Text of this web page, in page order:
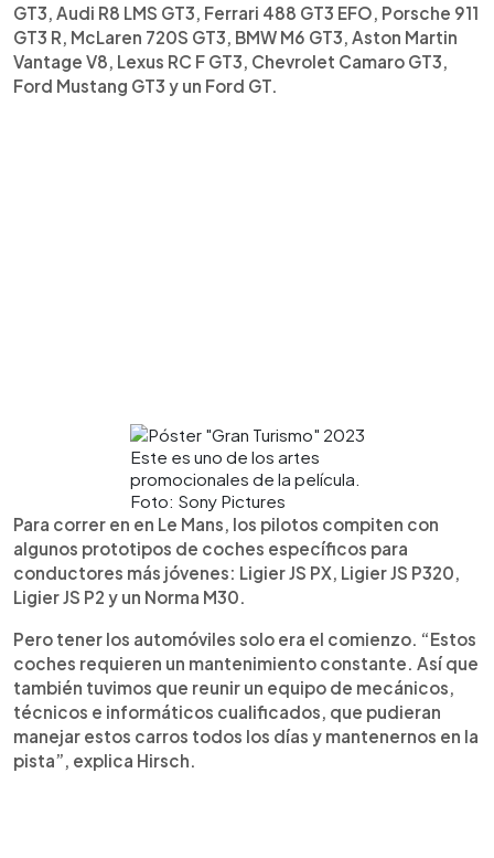
GT3, Audi R8 LMS GT3, Ferrari 488 GT3 EFO, Porsche 911
GT3 R, McLaren 720S GT3, BMW M6 GT3, Aston Martin
Vantage V8, Lexus RC F GT3, Chevrolet Camaro GT3,
Ford Mustang GT3 y un Ford GT.
Este es uno de los artes
promocionales de la película.
Foto: Sony Pictures
Para correr en en Le Mans, los pilotos compiten con
algunos prototipos de coches específicos para
conductores más jóvenes: Ligier JS PX, Ligier JS P320,
Ligier JS P2 y un Norma M30.
Pero tener los automóviles solo era el comienzo. “Estos
coches requieren un mantenimiento constante. Así que
también tuvimos que reunir un equipo de mecánicos,
técnicos e informáticos cualificados, que pudieran
manejar estos carros todos los días y mantenernos en la
pista”, explica Hirsch.